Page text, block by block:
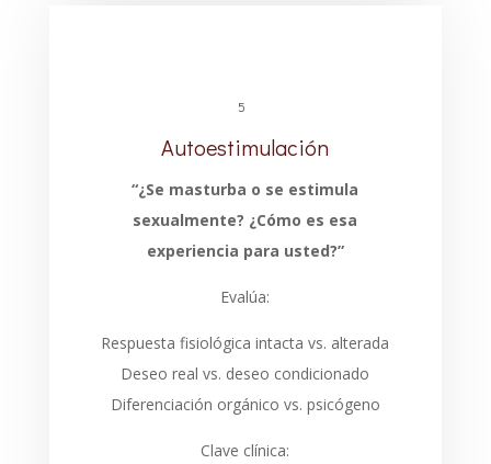
5
Autoestimulación
“¿Se masturba o se estimula
sexualmente? ¿Cómo es esa
experiencia para usted?”
Evalúa:
Respuesta fisiológica intacta vs. alterada
Deseo real vs. deseo condicionado
Diferenciación orgánico vs. psicógeno
Clave clínica: